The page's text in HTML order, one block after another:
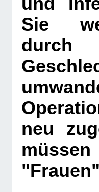
Sie
neu